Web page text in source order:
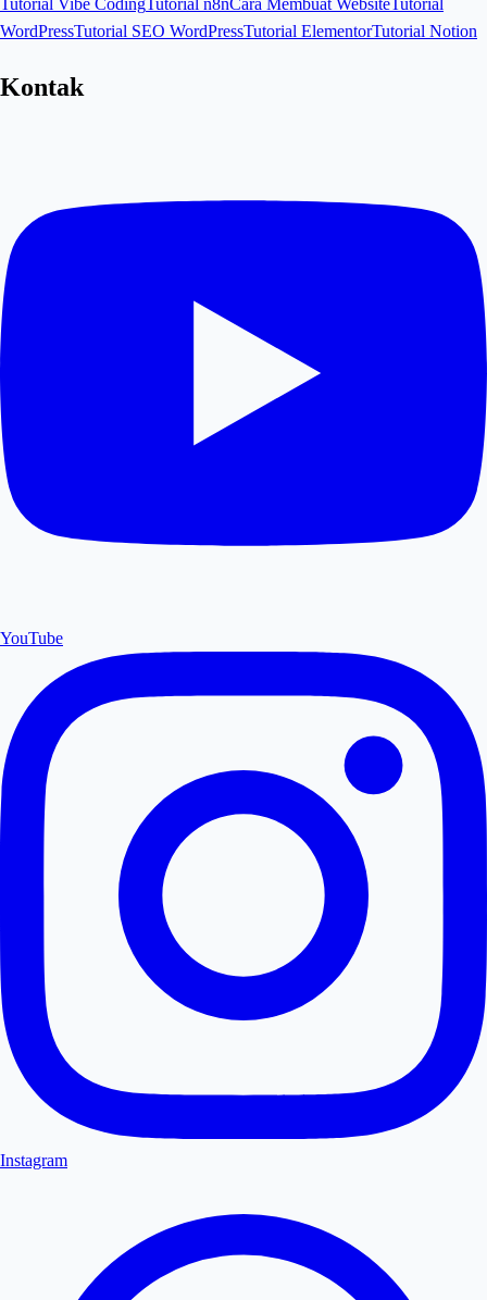
WordPressTutorial SEO WordPressTutorial ElementorTutorial Notion
Kontak
YouTube
Instagram